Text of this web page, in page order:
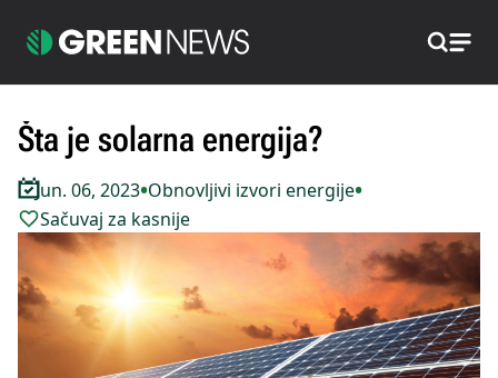
Šta je solarna energija?
Jun. 06, 2023•Obnovljivi izvori energije•
Sačuvaj za kasnije